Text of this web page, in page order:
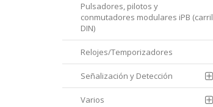
Pulsadores, pilotos y
conmutadores modulares iPB (carril
DIN)
Relojes/Temporizadores
Señalización y Detección
Varios